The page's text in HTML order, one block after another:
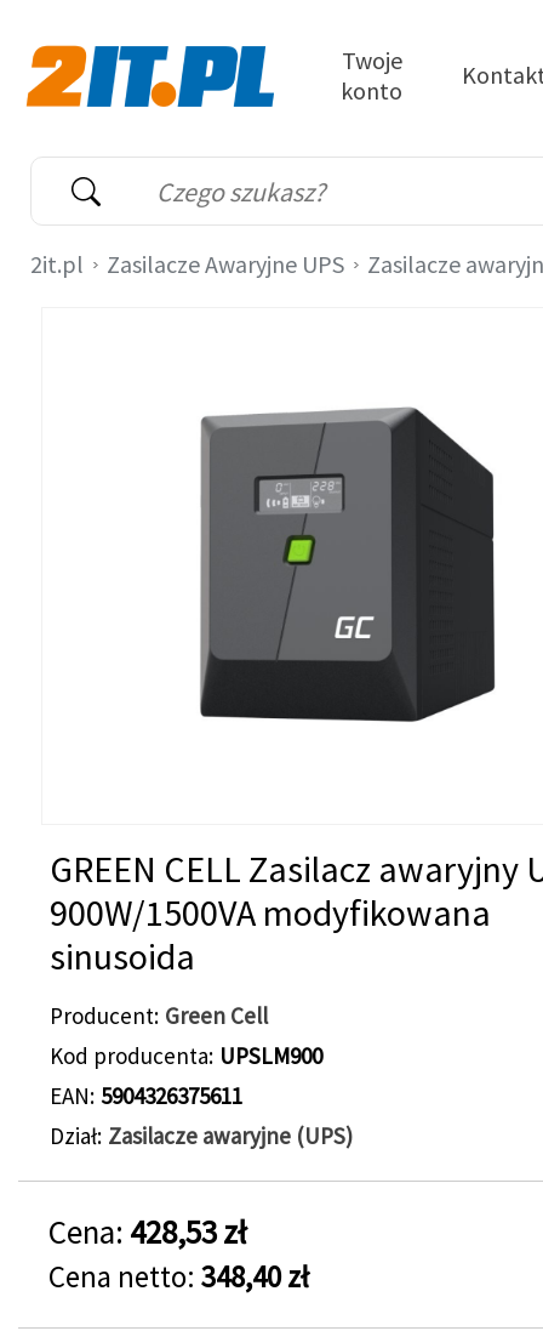
Wyszukiwarka
Słowo kluczowe
Twoje
konto
2it.pl Zasilacze Awaryjne UPS Zasilacze
GREEN CELL Zasilacz awaryjny
900W/1500VA modyfikowana
sinusoida
Producent Green Cell
Kod producenta UPSLM900
EAN 5904326375611
Dział Zasilacze awaryjne (UPS)
Cena: 428,53 zł
Cena netto: 348,40 zł